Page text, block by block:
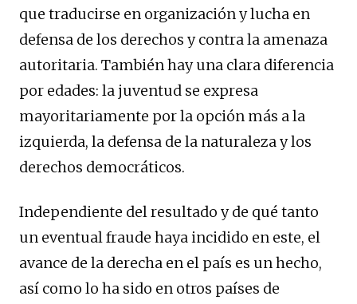
que traducirse en organización y lucha en
defensa de los derechos y contra la amenaza
autoritaria. También hay una clara diferencia
por edades: la juventud se expresa
mayoritariamente por la opción más a la
izquierda, la defensa de la naturaleza y los
derechos democráticos.
Independiente del resultado y de qué tanto
un eventual fraude haya incidido en este, el
avance de la derecha en el país es un hecho,
así como lo ha sido en otros países de